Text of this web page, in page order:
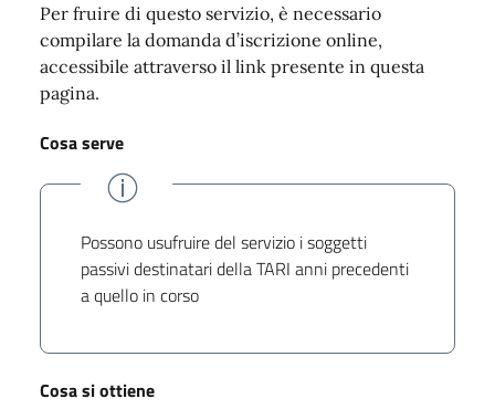
Per fruire di questo servizio, è necessario
compilare la domanda d’iscrizione online,
accessibile attraverso il link presente in questa
pagina.
Cosa serve
Possono usufruire del servizio i soggetti
passivi destinatari della TARI anni precedenti
a quello in corso
Cosa si ottiene